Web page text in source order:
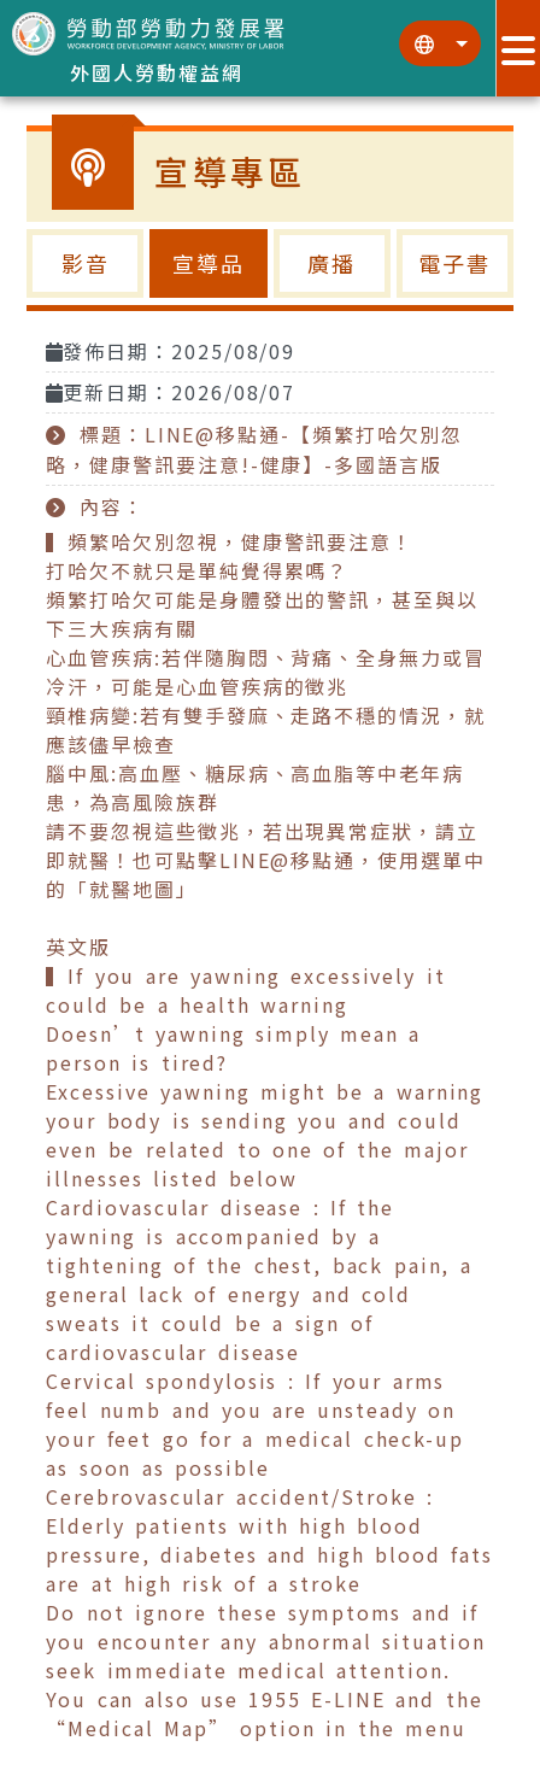
跳到主要內容區塊
外國人勞動權益網
::: :::
宣導專區
影音 宣導品 廣播 電子書
發佈日期：2025/08/09
更新日期：2026/08/07
標題：LINE@移點通-【頻繁打哈欠別忽
略，健康警訊要注意!-健康】-多國語言版
內容：
▍頻繁哈欠別忽視，健康警訊要注意！
打哈欠不就只是單純覺得累嗎？
頻繁打哈欠可能是身體發出的警訊，甚至與以
下三大疾病有關
心血管疾病:若伴隨胸悶、背痛、全身無力或冒
冷汗，可能是心血管疾病的徵兆
頸椎病變:若有雙手發麻、走路不穩的情況，就
應該儘早檢查
腦中風:高血壓、糖尿病、高血脂等中老年病
患，為高風險族群
請不要忽視這些徵兆，若出現異常症狀，請立
即就醫！也可點擊LINE@移點通，使用選單中
的「就醫地圖」
英文版
▍If you are yawning excessively it
could be a health warning
Doesn’t yawning simply mean a
person is tired?
Excessive yawning might be a warning
your body is sending you and could
even be related to one of the major
illnesses listed below
Cardiovascular disease : If the
yawning is accompanied by a
tightening of the chest, back pain, a
general lack of energy and cold
sweats it could be a sign of
cardiovascular disease
Cervical spondylosis : If your arms
feel numb and you are unsteady on
your feet go for a medical check-up
as soon as possible
Cerebrovascular accident/Stroke :
Elderly patients with high blood
pressure, diabetes and high blood fats
are at high risk of a stroke
Do not ignore these symptoms and if
you encounter any abnormal situation
seek immediate medical attention.
You can also use 1955 E-LINE and the
“Medical Map” option in the menu